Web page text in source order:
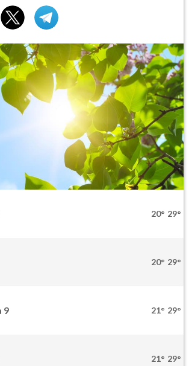
20° 29°
20° 29°
9 21° 29°
21° 29°